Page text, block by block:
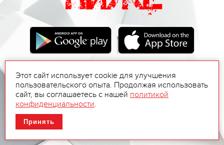
Этот сайт использует cookie для улучшения
пользовательского опыта. Продолжая использовать
сайт, вы соглашаетесь с нашей политикой
конфиденциальности.
Принять